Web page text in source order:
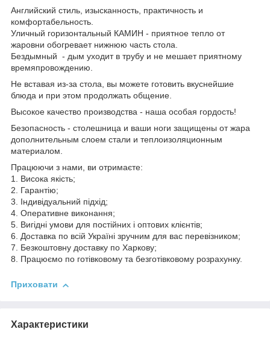
Английский стиль, изысканность, практичность и
комфортабельность.
Уличный горизонтальный КАМИН - приятное тепло от
жаровни обогревает нижнюю часть стола.
Бездымный - дым уходит в трубу и не мешает приятному
времяпровождению.
Не вставая из-за стола, вы можете готовить вкуснейшие
блюда и при этом продолжать общение.
Высокое качество производства - наша особая гордость!
Безопасность - столешница и ваши ноги защищены от жара
дополнительным слоем стали и теплоизоляционным
материалом.
Працюючи з нами, ви отримаєте:
1. Висока якість;
2. Гарантію;
3. Індивідуальний підхід;
4. Оперативне виконання;
5. Вигідні умови для постійних і оптових клієнтів;
6. Доставка по всій Україні зручним для вас перевізником;
7. Безкоштовну доставку по Харкову;
8. Працюємо по готівковому та безготівковому розрахунку.
Приховати
Характеристики